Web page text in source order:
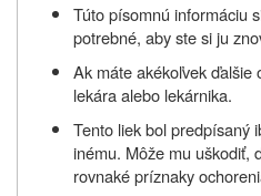
Túto písomnú informáciu
potrebné, aby ste si ju
Ak máte akékoľvek ďalšie
lekára alebo lekárnika.
Tento liek bol predpísaný
inému. Môže mu uškodiť,
rovnaké príznaky